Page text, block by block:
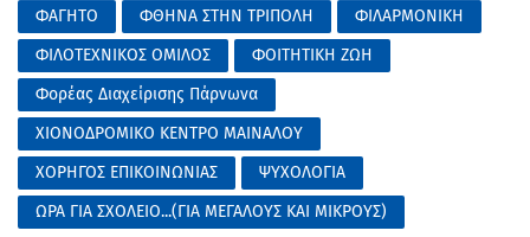
ΦΑΓΗΤΟ
ΦΘΗΝΑ ΣΤΗΝ ΤΡΙΠΟΛΗ
ΦΙΛΑΡΜΟΝΙΚΗ
ΦΙΛΟΤΕΧΝΙΚΟΣ ΟΜΙΛΟΣ
ΦΟΙΤΗΤΙΚΗ ΖΩΗ
Φορέας Διαχείρισης Πάρνωνα
ΧΙΟΝΟΔΡΟΜΙΚΟ ΚΕΝΤΡΟ ΜΑΙΝΑΛΟΥ
ΧΟΡΗΓΟΣ ΕΠΙΚΟΙΝΩΝΙΑΣ
ΨΥΧΟΛΟΓΙΑ
ΩΡΑ ΓΙΑ ΣΧΟΛΕΙΟ...(ΓΙΑ ΜΕΓΑΛΟΥΣ ΚΑΙ ΜΙΚΡΟΥΣ)